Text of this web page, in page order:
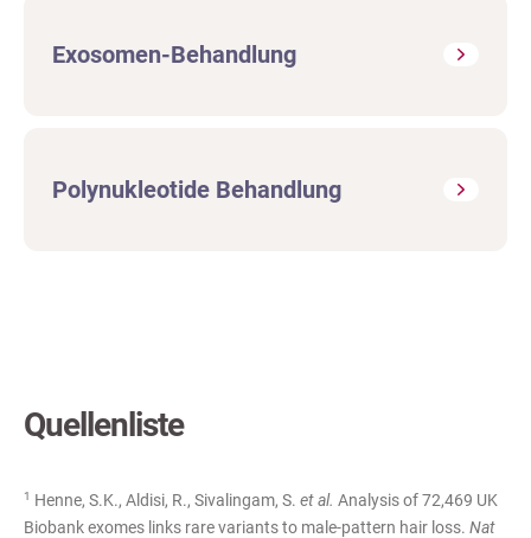
Exosomen-Behandlung
Polynukleotide Behandlung
Quellenliste
1 Henne, S.K., Aldisi, R., Sivalingam, S. et al. Analysis of 72,469 UK
Biobank exomes links rare variants to male-pattern hair loss. Nat